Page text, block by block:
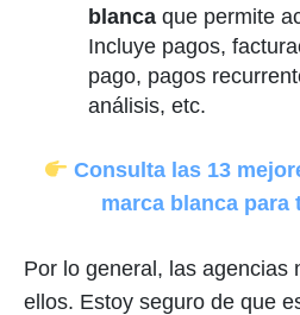
blanca que permite
Incluye pagos,
pago, pagos
análisis, etc.
Consulta las 13
marca blanca para
Por lo general, las agencias
ellos. Estoy seguro de que